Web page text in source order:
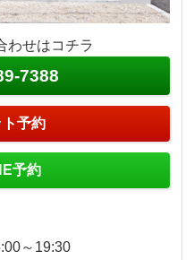
わせはコチラ
7388
予約
予約
～19:30